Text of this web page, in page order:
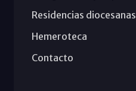
Residencias diocesanas
Hemeroteca
Contacto